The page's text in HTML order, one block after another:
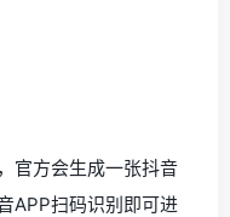
官方会生成一张抖音
APP扫码识别即可进